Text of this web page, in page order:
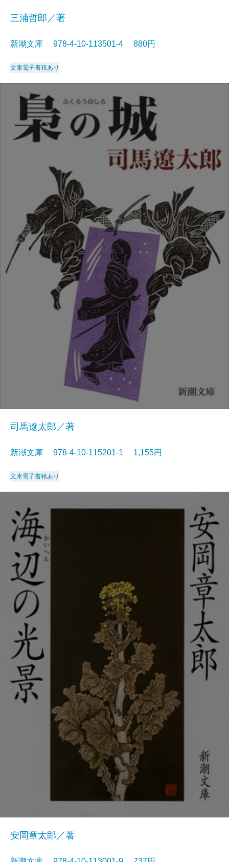
三浦哲郎／著
新潮文庫 978-4-10-113501-4 880円
文庫電子書籍あり
司馬遼太郎／著
新潮文庫 978-4-10-115201-1 1,155円
文庫電子書籍あり
安岡章太郎／著